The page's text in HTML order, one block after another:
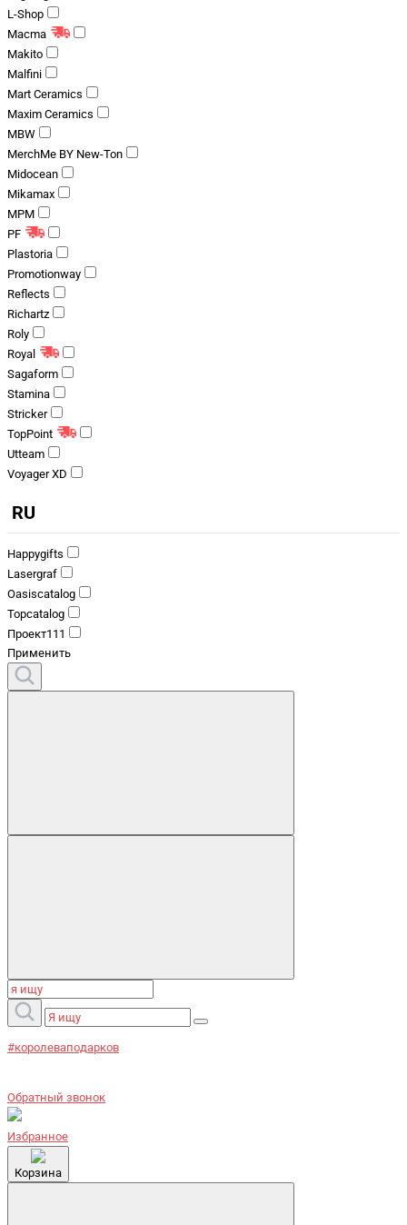
L-Shop
Macma
Makito
Malfini
Mart Ceramics
Maxim Ceramics
MBW
MerchMe BY New-Ton
Midocean
Mikamax
MPM
PF
Plastoria
Promotionway
Reflects
Richartz
Roly
Royal
Sagaform
Stamina
Stricker
TopPoint
Utteam
Voyager XD
RU
Happygifts
Lasergraf
Oasiscatalog
Topcatalog
Проект111
Применить
#королеваподарков
Обратный звонок
Избранное
Корзина